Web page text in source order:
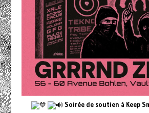
Soirée de soutien à Keep